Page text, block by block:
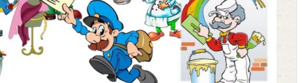
Представьте себе идеальную битву на
футбольном поле, где Месси и Роналду
соперничают лицом к лицу.
Кто из них победит? Кто найдет верный
выход из сложной ситуации на поле и
щепетильной в жизни? Кто принесет своей ...